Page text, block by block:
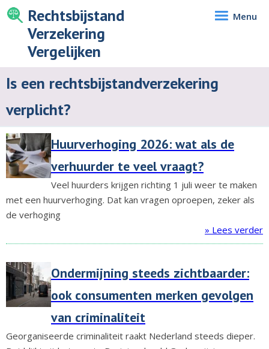
Rechtsbijstand
Verzekering
Vergelijken
Menu
Is een rechtsbijstandverzekering
verplicht?
Huurverhoging 2026: wat als de
verhuurder te veel vraagt?
Veel huurders krijgen richting 1 juli weer te maken
met een huurverhoging. Dat kan vragen oproepen, zeker als
de verhoging
» Lees verder
Ondermijning steeds zichtbaarder:
ook consumenten merken gevolgen
van criminaliteit
Georganiseerde criminaliteit raakt Nederland steeds dieper.